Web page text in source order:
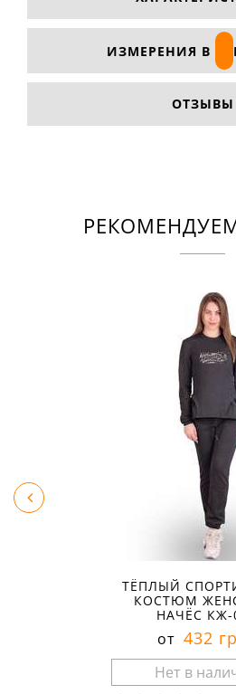
ИЗМЕРЕНИЯ В
ОТЗЫВЫ
ТЁПЛЫЙ
КОСТЮМ
НАЧЁС КЖ-
от 432